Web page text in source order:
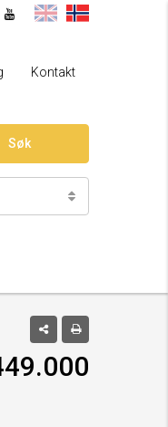
Kontakt
Søk